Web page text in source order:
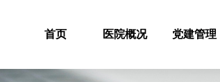
首页 医院概况 党建管理